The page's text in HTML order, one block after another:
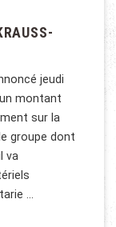
jeudi
montant
sur la
groupe dont
va
…
KRAUSS-MAFFEI